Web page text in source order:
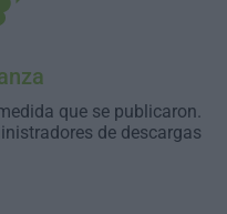
que se publicaron.
de descargas